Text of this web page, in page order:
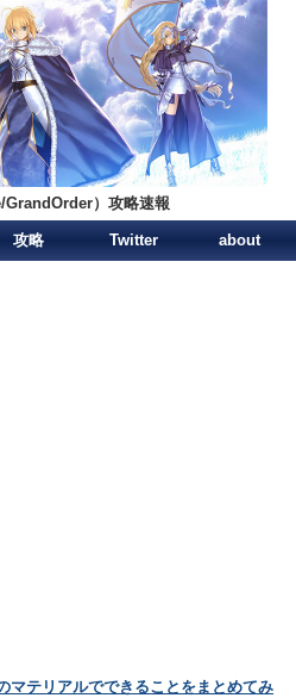
GrandOrder）攻略速報
攻略 Twitter about
マテリアルでできることをまとめてみ